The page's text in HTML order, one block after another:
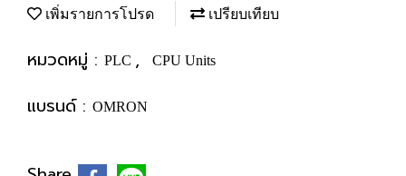
เพิ่มรายการโปรด เปรียบเทียบ
หมวดหมู่ : PLC , CPU Units
แบรนด์ : OMRON